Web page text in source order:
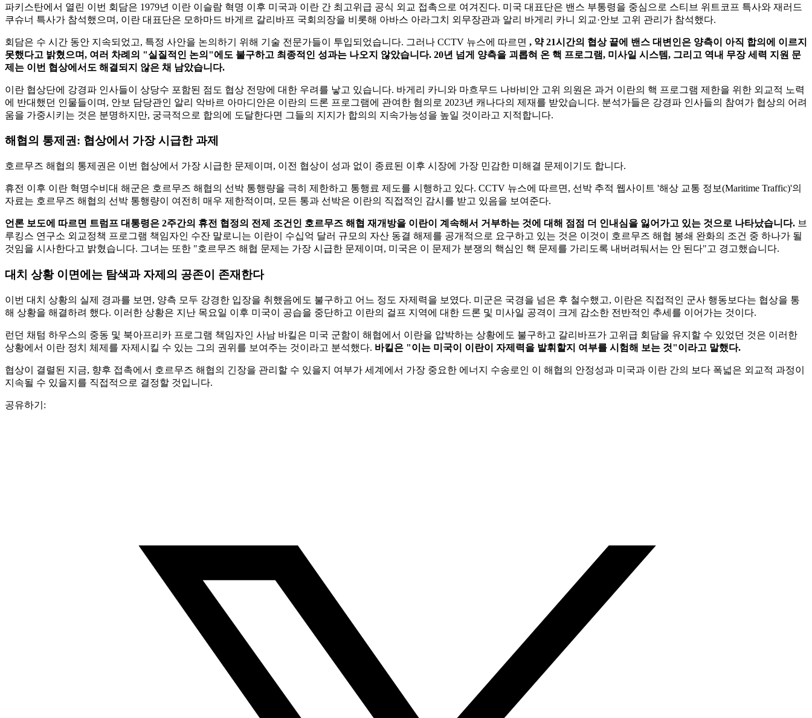
파키스탄에서 열린 이번 회담은 1979년 이란 이슬람 혁명 이후 미국과 이란 간 최고위급 공식 외교 접촉으로 여겨진다. 미국 대표단은 밴스 부통령을 중심으로 스티브 위트코프 특사와 재러드
쿠슈너 특사가 참석했으며, 이란 대표단은 모하마드 바게르 갈리바프 국회의장을 비롯해 아바스 아라그치 외무장관과 알리 바게리 카니 외교·안보 고위 관리가 참석했다.
회담은 수 시간 동안 지속되었고, 특정 사안을 논의하기 위해 기술 전문가들이 투입되었습니다. 그러나 CCTV 뉴스에 따르면 , 약 21시간의 협상 끝에 밴스 대변인은 양측이 아직 합의에 이르지
못했다고 밝혔으며, 여러 차례의 "실질적인 논의"에도 불구하고 최종적인 성과는 나오지 않았습니다. 20년 넘게 양측을 괴롭혀 온 핵 프로그램, 미사일 시스템, 그리고 역내 무장 세력 지원 문
제는 이번 협상에서도 해결되지 않은 채 남았습니다.
이란 협상단에 강경파 인사들이 상당수 포함된 점도 협상 전망에 대한 우려를 낳고 있습니다. 바게리 카니와 마흐무드 나바비안 고위 의원은 과거 이란의 핵 프로그램 제한을 위한 외교적 노력
에 반대했던 인물들이며, 안보 담당관인 알리 악바르 아마디안은 이란의 드론 프로그램에 관여한 혐의로 2023년 캐나다의 제재를 받았습니다. 분석가들은 강경파 인사들의 참여가 협상의 어려
움을 가중시키는 것은 분명하지만, 궁극적으로 합의에 도달한다면 그들의 지지가 합의의 지속가능성을 높일 것이라고 지적합니다.
해협의 통제권: 협상에서 가장 시급한 과제
호르무즈 해협의 통제권은 이번 협상에서 가장 시급한 문제이며, 이전 협상이 성과 없이 종료된 이후 시장에 가장 민감한 미해결 문제이기도 합니다.
휴전 이후 이란 혁명수비대 해군은 호르무즈 해협의 선박 통행량을 극히 제한하고 통행료 제도를 시행하고 있다. CCTV 뉴스에 따르면, 선박 추적 웹사이트 '해상 교통 정보(Maritime Traffic)'의
자료는 호르무즈 해협의 선박 통행량이 여전히 매우 제한적이며, 모든 통과 선박은 이란의 직접적인 감시를 받고 있음을 보여준다.
언론 보도에 따르면 트럼프 대통령은 2주간의 휴전 협정의 전제 조건인 호르무즈 해협 재개방을 이란이 계속해서 거부하는 것에 대해 점점 더 인내심을 잃어가고 있는 것으로 나타났습니다. 브
루킹스 연구소 외교정책 프로그램 책임자인 수잔 말로니는 이란이 수십억 달러 규모의 자산 동결 해제를 공개적으로 요구하고 있는 것은 이것이 호르무즈 해협 봉쇄 완화의 조건 중 하나가 될
것임을 시사한다고 밝혔습니다. 그녀는 또한 "호르무즈 해협 문제는 가장 시급한 문제이며, 미국은 이 문제가 분쟁의 핵심인 핵 문제를 가리도록 내버려둬서는 안 된다"고 경고했습니다.
대치 상황 이면에는 탐색과 자제의 공존이 존재한다
이번 대치 상황의 실제 경과를 보면, 양측 모두 강경한 입장을 취했음에도 불구하고 어느 정도 자제력을 보였다. 미군은 국경을 넘은 후 철수했고, 이란은 직접적인 군사 행동보다는 협상을 통
해 상황을 해결하려 했다. 이러한 상황은 지난 목요일 이후 미국이 공습을 중단하고 이란의 걸프 지역에 대한 드론 및 미사일 공격이 크게 감소한 전반적인 추세를 이어가는 것이다.
런던 채텀 하우스의 중동 및 북아프리카 프로그램 책임자인 사남 바킬은 미국 군함이 해협에서 이란을 압박하는 상황에도 불구하고 갈리바프가 고위급 회담을 유지할 수 있었던 것은 이러한
상황에서 이란 정치 체제를 자제시킬 수 있는 그의 권위를 보여주는 것이라고 분석했다. 바킬은 "이는 미국이 이란이 자제력을 발휘할지 여부를 시험해 보는 것"이라고 말했다.
협상이 결렬된 지금, 향후 접촉에서 호르무즈 해협의 긴장을 관리할 수 있을지 여부가 세계에서 가장 중요한 에너지 수송로인 이 해협의 안정성과 미국과 이란 간의 보다 폭넓은 외교적 과정이
지속될 수 있을지를 직접적으로 결정할 것입니다.
공유하기: